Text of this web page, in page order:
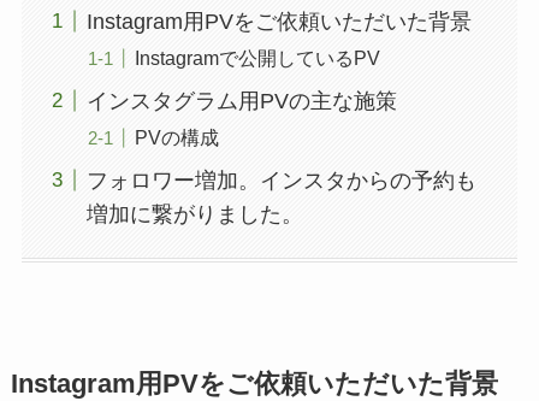
Instagram用PVをご依頼いただいた背景
Instagramで公開しているPV
インスタグラム用PVの主な施策
PVの構成
フォロワー増加。インスタからの予約も
増加に繋がりました。
Instagram用PVをご依頼いただいた背景